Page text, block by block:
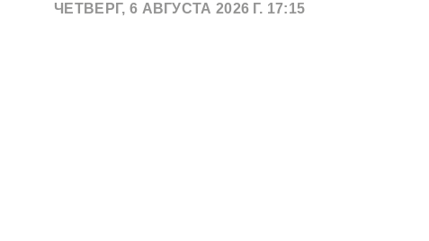
ЧЕТВЕРГ, 6 АВГУСТА 2026 Г. 17:15